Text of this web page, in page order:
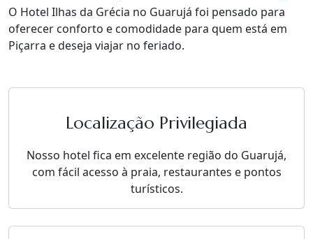
O Hotel Ilhas da Grécia no Guarujá foi pensado para
oferecer conforto e comodidade para quem está em
Piçarra e deseja viajar no feriado.
Localização Privilegiada
Nosso hotel fica em excelente região do Guarujá,
com fácil acesso à praia, restaurantes e pontos
turísticos.